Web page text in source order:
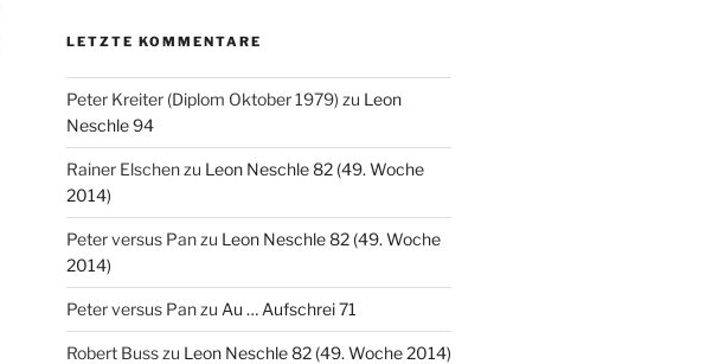
LETZTE KOMMENTARE
Peter Kreiter (Diplom Oktober 1979) zu Leon
Neschle 94
Rainer Elschenzu Leon Neschle 82 (49. Woche
2014)
Peter versus Panzu Leon Neschle 82 (49. Woche
2014)
Peter versus Panzu Au … Aufschrei 71
Robert Busszu Leon Neschle 82 (49. Woche 2014)